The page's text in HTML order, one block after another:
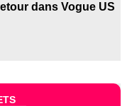
dans Vogue US